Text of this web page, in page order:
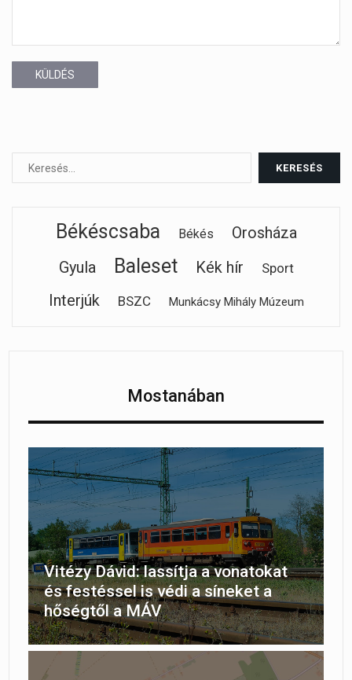
KÜLDÉS
Békéscsaba Békés
Orosháza
Gyula
Baleset Kék hír Sport
Interjúk BSZC Munkácsy Mihály Múzeum
Mostanában
Vitézy Dávid: lassítja a vonatokat
és festéssel is védi a síneket a
hőségtől a MÁV